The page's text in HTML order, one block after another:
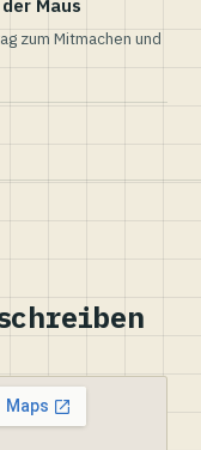
Maus
zum Mitmachen und